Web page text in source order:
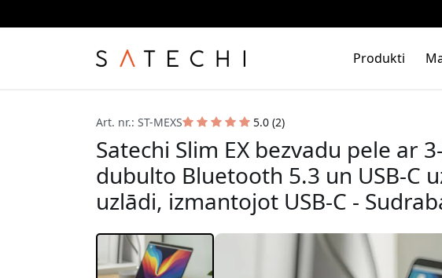
Produkti
Art. nr.: ST-MEXS 5.0 (2)
Satechi Slim EX bezvadu pele ar
dubulto Bluetooth 5.3 un USB-C
uzlādi, izmantojot USB-C -